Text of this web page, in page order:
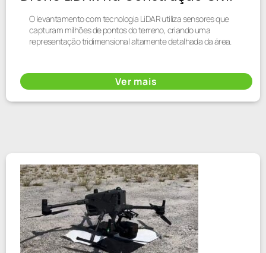
O levantamento com tecnologia LiDAR utiliza sensores que
capturam milhões de pontos do terreno, criando uma
representação tridimensional altamente detalhada da área.
Ver mais